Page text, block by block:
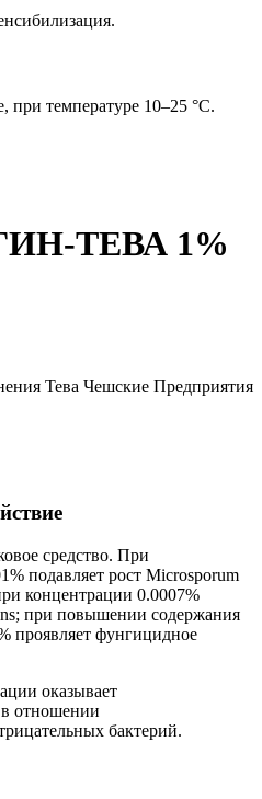
при температуре 10–25 °C.
ТЕВА 1%
Тева Чешские Предприятия
средство. При
подавляет рост Microsporum
концентрации 0.0007%
при повышении содержания
проявляет фунгицидное
оказывает
в отношении
бактерий.